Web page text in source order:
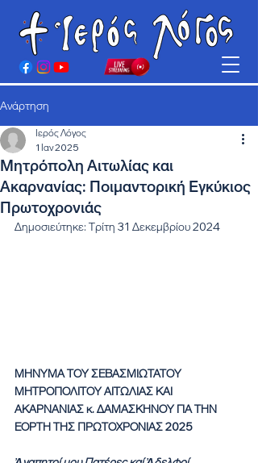
Ανάρτηση
Μητρόπολη Αιτωλίας και
Ακαρνανίας: Ποιμαντορική Εγκύκιος
Πρωτοχρονιάς
Ιερός Λόγος
1 Ιαν 2025
Δημοσιεύτηκε: Τρίτη 31 Δεκεμβρίου 2024
ΜΗΝΥΜΑ ΤΟΥ ΣΕΒΑΣΜΙΩΤΑΤΟΥ
ΜΗΤΡΟΠΟΛΙΤΟΥΑΙΤΩΛΙΑΣ ΚΑΙ
ΑΚΑΡΝΑΝΙΑΣ κ. ΔΑΜΑΣΚΗΝΟΥ ΓΙΑ ΤΗΝ
ΕΟΡΤΗ ΤΗΣ ΠΡΩΤΟΧΡΟΝΙΑΣ 2025